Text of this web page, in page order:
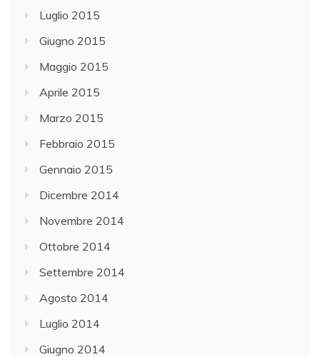
Luglio 2015
Giugno 2015
Maggio 2015
Aprile 2015
Marzo 2015
Febbraio 2015
Gennaio 2015
Dicembre 2014
Novembre 2014
Ottobre 2014
Settembre 2014
Agosto 2014
Luglio 2014
Giugno 2014